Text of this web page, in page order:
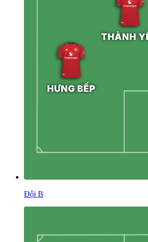
Đội B